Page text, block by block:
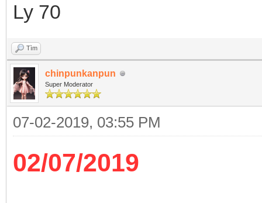
Ly 70
Tìm
chinpunkanpun
Super Moderator
07-02-2019, 03:55 PM
02/07/2019